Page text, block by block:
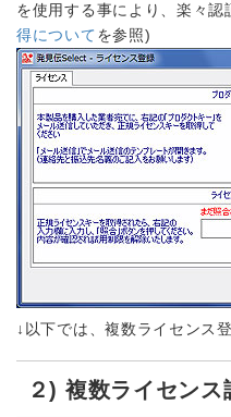
を使用する事により、楽々
得についてを参照)
↓以下では、複数ライセンス
２) 複数ライセンス